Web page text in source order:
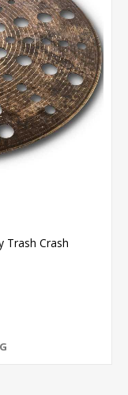
Trash Crash